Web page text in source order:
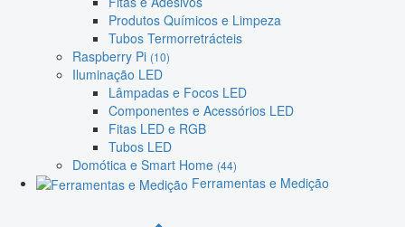
Produtos Químicos e Limpeza
Tubos Termorretrácteis
Raspberry Pi (10)
Iluminação LED
Lâmpadas e Focos LED
Componentes e Acessórios LED
Fitas LED e RGB
Tubos LED
Domótica e Smart Home (44)
Ferramentas e Medição